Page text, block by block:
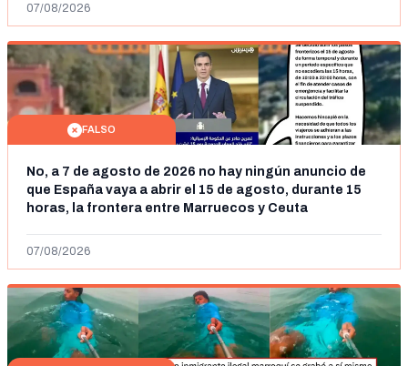
07/08/2026
FALSO
No, a 7 de agosto de 2026 no hay ningún anuncio de
que España vaya a abrir el 15 de agosto, durante 15
horas, la frontera entre Marruecos y Ceuta
07/08/2026